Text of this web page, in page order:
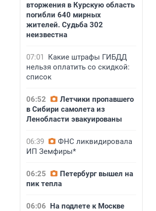
вторжения в Курскую область
погибли 640 мирных
жителей. Судьба 302
неизвестна
07:01
Какие штрафы ГИБДД
нельзя оплатить со скидкой:
список
06:52
Летчики пропавшего
в Сибири самолета из
Ленобласти эвакуированы
06:39
ФНС ликвидировала
ИП Земфиры*
06:25
Петербург вышел на
пик тепла
06:06 На подлете к Москве